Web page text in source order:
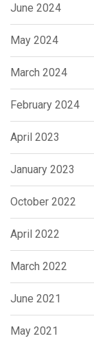
June 2024
May 2024
March 2024
February 2024
April 2023
January 2023
October 2022
April 2022
March 2022
June 2021
May 2021